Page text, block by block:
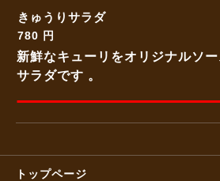
きゅうりサラダ
780 円
新鮮なキューリをオリジナルソ
サラダです 。
トップページ